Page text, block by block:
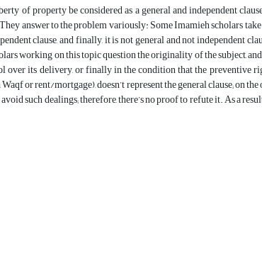
of property be considered as a general and independent
answer to the problem variously: Some Imamieh scholars
clause, and finally, it is not general and not independent
working on this topic question the originality of the subject,
over its delivery, or finally in the condition that the preventive
or rent/mortgage), doesn’t represent the general clause; on
such dealings; therefore, there’s no proof to refute it. As a